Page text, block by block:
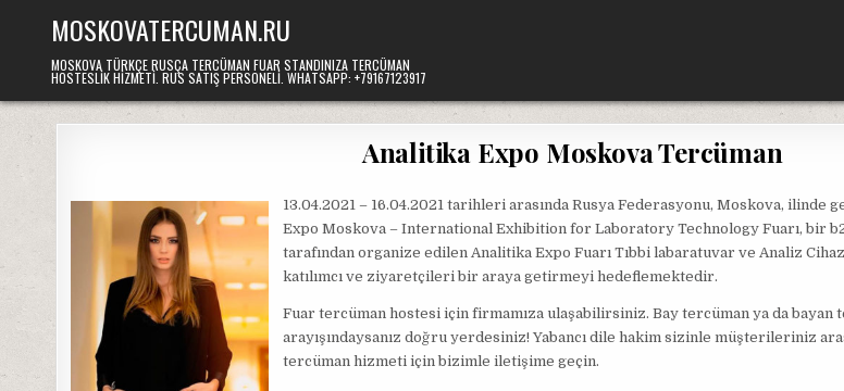
MOSKOVATERCUMAN.RU
MOSKOVA TÜRKÇE RUSÇA TERCÜMAN FUAR STANDINIZA TERCÜMAN
HOSTESLIK HIZMETI. RUS SATIŞ PERSONELI. WHATSAPP: +79167123917
Analitika Expo Moskova Tercüman
13.04.2021 – 16.04.2021 tarihleri arasında Rusya Federasyonu, Moskova,
Expo Moskova – International Exhibition for Laboratory Technology Fuarı, bir
tarafından organize edilen Analitika Expo Fuarı Tıbbi labaratuvar ve Analiz
katılımcı ve ziyaretçileri bir araya getirmeyi hedeflemektedir.
Fuar tercüman hostesi için firmamıza ulaşabilirsiniz. Bay tercüman ya da bayan
arayışındaysanız doğru yerdesiniz! Yabancı dile hakim sizinle müşterileriniz
tercüman hizmeti için bizimle iletişime geçin.